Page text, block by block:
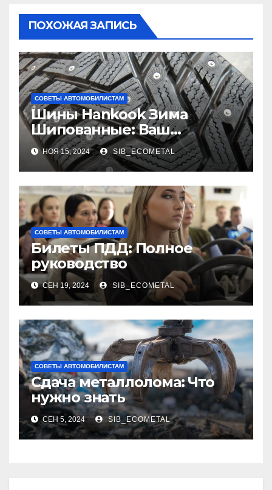
ПОХОЖАЯ ЗАПИСЬ
СОВЕТЫ АВТОМОБИЛИСТАМ
Шины Hankook Зима
Шипованные: Ваш
Надежный Партнёр на
Снежных Дорогах
НОЯ 15, 2024 SIB_ECOMETAL
СОВЕТЫ АВТОМОБИЛИСТАМ
Билеты ПДД: Полное
руководство
СЕН 19, 2024 SIB_ECOMETAL
СОВЕТЫ АВТОМОБИЛИСТАМ
Сдача металлолома: Что
нужно знать
СЕН 5, 2024 SIB_ECOMETAL